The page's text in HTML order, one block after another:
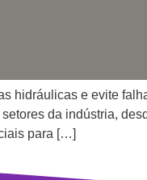
hidráulicas e evite
da indústria,
para […]